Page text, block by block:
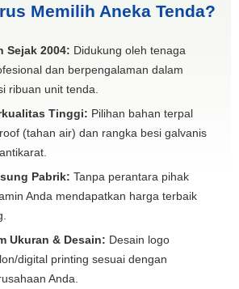
Memilih Aneka Tenda?
Sejak 2004: Didukung oleh tenaga
dan berpengalaman dalam
ribuan unit tenda.
Tinggi: Pilihan bahan terpal
(tahan air) dan rangka besi galvanis
Pabrik: Tanpa perantara pihak
Anda mendapatkan harga terbaik
Ukuran & Desain: Desain logo
digital printing sesuai dengan
Anda.